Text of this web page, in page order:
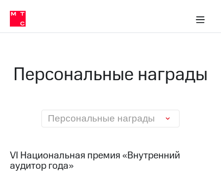
Медиа-центр
и акционерам
Устойчивое развитие
Комплаенс и деловая этика
компании
в МТС
Руководство
Правовая
информация
МТС
о технологиях
Персональные награды
Персональные награды
VI Национальная премия «Внутренний
аудитор года»